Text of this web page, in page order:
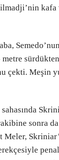
kafa
metre
çekti. Meşin
sonra
Meler,